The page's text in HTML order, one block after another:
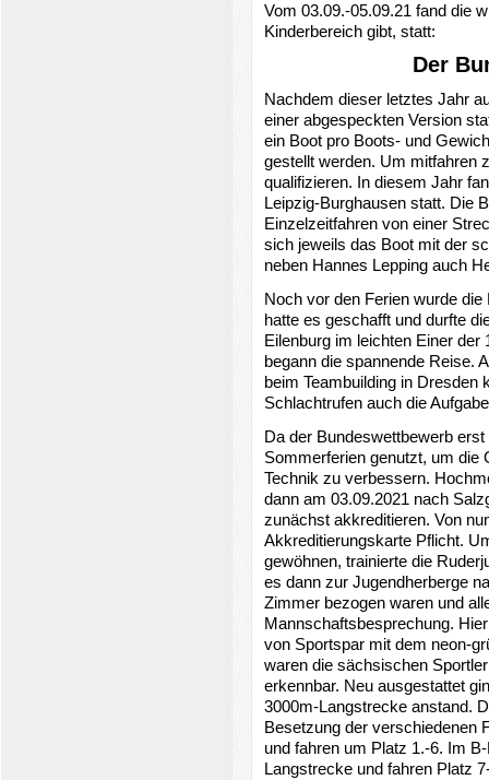
Vom 03.09.-05.09.21 fand die
Kinderbereich gibt, statt:
Der
Nachdem dieser letztes Jahr
einer abgespeckten Version
ein Boot pro Boots- und
gestellt werden. Um mitfahren
qualifizieren. In diesem Jahr
Leipzig-Burghausen statt. Die
Einzelzeitfahren von einer
sich jeweils das Boot mit der
neben Hannes Lepping auch
Noch vor den Ferien wurde
hatte es geschafft und durfte
Eilenburg im leichten Einer der
begann die spannende Reise.
beim Teambuilding in Dresden
Schlachtrufen auch die
Da der Bundeswettbewerb
Sommerferien genutzt, um die
Technik zu verbessern.
dann am 03.09.2021 nach
zunächst akkreditieren. Von
Akkreditierungskarte Pflicht.
gewöhnen, trainierte die
es dann zur Jugendherberge
Zimmer bezogen waren und
Mannschaftsbesprechung.
von Sportspar mit dem neon-
waren die sächsischen
erkennbar. Neu ausgestattet
3000m-Langstrecke anstand.
Besetzung der verschiedenen
und fahren um Platz 1.-6. Im
Langstrecke und fahren Platz